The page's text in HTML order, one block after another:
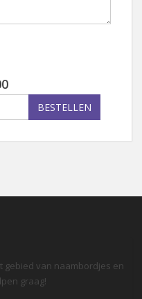
BESTELLEN
gebied van naambordjes en
graag!